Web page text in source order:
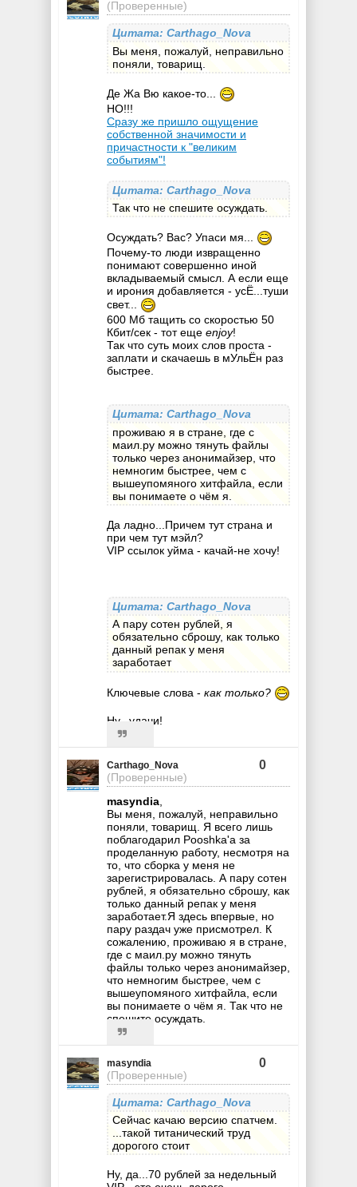
(Проверенные)
Цитата: Carthago_Nova
Вы меня, пожалуй, неправильно
поняли, товарищ.
Де Жа Вю какое-то...
НО!!!
Сразу же пришло ощущение
собственной значимости и
причастности к "великим
событиям"!
Цитата: Carthago_Nova
Так что не спешите осуждать.
Осуждать? Вас? Упаси мя...
Почему-то люди извращенно
понимают совершенно иной
вкладываемый смысл. А если еще
и ирония добавляется - усЁ...туши
свет...
600 Мб тащить со скоростью 50
Кбит/сек - тот еще enjoy!
Так что суть моих слов проста -
заплати и скачаешь в мУльЁн раз
быстрее.
Цитата: Carthago_Nova
проживаю я в стране, где с
маил.ру можно тянуть файлы
только через анонимайзер, что
немногим быстрее, чем с
вышеупомяного хитфайла, если
вы понимаете о чём я.
Да ладно...Причем тут страна и
при чем тут мэйл?
VIP ссылок уйма - качай-не хочу!
Цитата: Carthago_Nova
А пару сотен рублей, я
обязательно сброшу, как только
данный репак у меня
заработает
Ключевые слова - как только?
Ну...удачи!
Carthago_Nova
(Проверенные)
0
masyndia
Вы меня, пожалуй, неправильно
поняли, товарищ. Я всего лишь
поблагодарил Pooshka'a за
проделанную работу, несмотря на
то, что сборка у меня не
зарегистрировалась. А пару сотен
рублей, я обязательно сброшу, как
только данный репак у меня
заработает.Я здесь впервые, но
пару раздач уже присмотрел. К
сожалению, проживаю я в стране,
где с маил.ру можно тянуть
файлы только через анонимайзер,
что немногим быстрее, чем с
вышеупомяного хитфайла, если
вы понимаете о чём я. Так что не
спешите осуждать.
masyndia
(Проверенные)
0
Цитата: Carthago_Nova
Сейчас качаю версию спатчем.
...такой титанический труд
дорогого стоит
Ну, да...70 рублей за недельный